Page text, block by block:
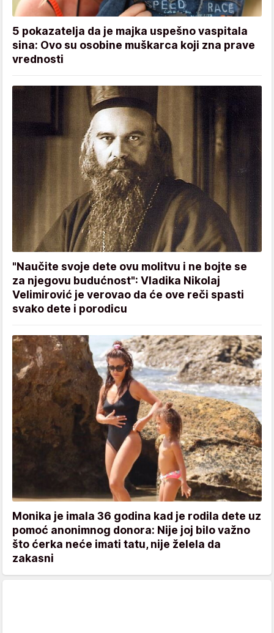
5 pokazatelja da je majka uspešno vaspitala
sina: Ovo su osobine muškarca koji zna prave
vrednosti
"Naučite svoje dete ovu molitvu i ne bojte se
za njegovu budućnost": Vladika Nikolaj
Velimirović je verovao da će ove reči spasti
svako dete i porodicu
Monika je imala 36 godina kad je rodila dete uz
pomoć anonimnog donora: Nije joj bilo važno
što ćerka neće imati tatu, nije želela da
zakasni